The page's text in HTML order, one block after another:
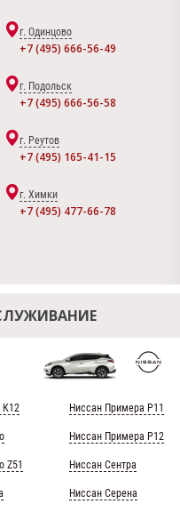
г. Одинцово
+7 (495) 666-56-49
г. Подольск
+7 (495) 666-56-58
г. Реутов
+7 (495) 165-41-15
г. Химки
+7 (495) 477-66-78
К12
Z51
Ниссан Примера Р11
Ниссан Примера Р12
Ниссан Сентра
Ниссан Серена